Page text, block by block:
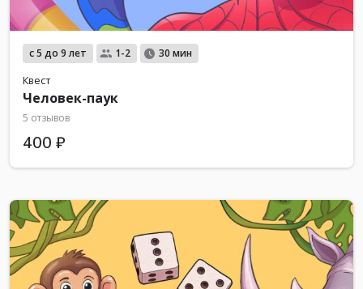
с 5 до 9 лет 1-2 30 мин
Квест
Человек-паук
5 отзывов
400 ₽